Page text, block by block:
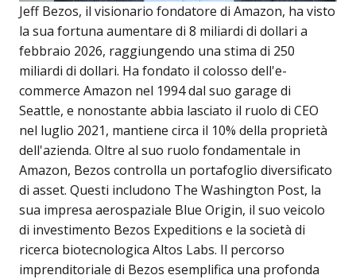
Jeff Bezos, il visionario fondatore di Amazon, ha visto
la sua fortuna aumentare di 8 miliardi di dollari a
febbraio 2026, raggiungendo una stima di 250
miliardi di dollari. Ha fondato il colosso dell'e-
commerce Amazon nel 1994 dal suo garage di
Seattle, e nonostante abbia lasciato il ruolo di CEO
nel luglio 2021, mantiene circa il 10% della proprietà
dell'azienda. Oltre al suo ruolo fondamentale in
Amazon, Bezos controlla un portafoglio diversificato
di asset. Questi includono The Washington Post, la
sua impresa aerospaziale Blue Origin, il suo veicolo
di investimento Bezos Expeditions e la società di
ricerca biotecnologica Altos Labs. Il percorso
imprenditoriale di Bezos esemplifica una profonda